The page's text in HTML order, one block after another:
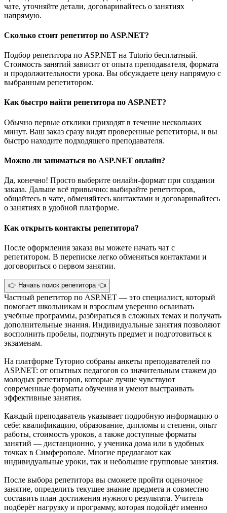
чате, уточняйте детали, договаривайтесь о занятиях
напрямую.
Сколько стоит репетитор по ASP.NET?
Подбор репетитора по ASP.NET на Tutorio бесплатный.
Стоимость занятий зависит от опыта преподавателя, формата
и продолжительности урока. Вы обсуждаете цену напрямую с
выбранным репетитором.
Как быстро найти репетитора по ASP.NET?
Обычно первые отклики приходят в течение нескольких
минут. Ваш заказ сразу видят проверенные репетиторы, и вы
быстро находите подходящего преподавателя.
Можно ли заниматься по ASP.NET онлайн?
Да, конечно! Просто выберите онлайн-формат при создании
заказа. Дальше всё привычно: выбирайте репетиторов,
общайтесь в чате, обменяйтесь контактами и договаривайтесь
о занятиях в удобной платформе.
Как открыть контакты репетитора?
После оформления заказа вы можете начать чат с
репетитором. В переписке легко обменяться контактами и
договориться о первом занятии.
👉 Начать поиск репетитора 👈
Частный репетитор по ASP.NET — это специалист, который
помогает школьникам и взрослым уверенно осваивать
учебные программы, разбираться в сложных темах и получать
дополнительные знания. Индивидуальные занятия позволяют
восполнить пробелы, подтянуть предмет и подготовиться к
экзаменам.
На платформе Туторио собраны анкеты преподавателей по
ASP.NET: от опытных педагогов со значительным стажем до
молодых репетиторов, которые лучше чувствуют
современные форматы обучения и умеют выстраивать
эффективные занятия.
Каждый преподаватель указывает подробную информацию о
себе: квалификацию, образование, дипломы и степени, опыт
работы, стоимость уроков, а также доступные форматы
занятий — дистанционно, у ученика дома или в удобных
точках в Симферополе. Многие предлагают как
индивидуальные уроки, так и небольшие групповые занятия.
После выбора репетитора вы сможете пройти оценочное
занятие, определить текущее знание предмета и совместно
составить план достижения нужного результата. Учитель
подберёт нагрузку и программу, которая подойдёт именно